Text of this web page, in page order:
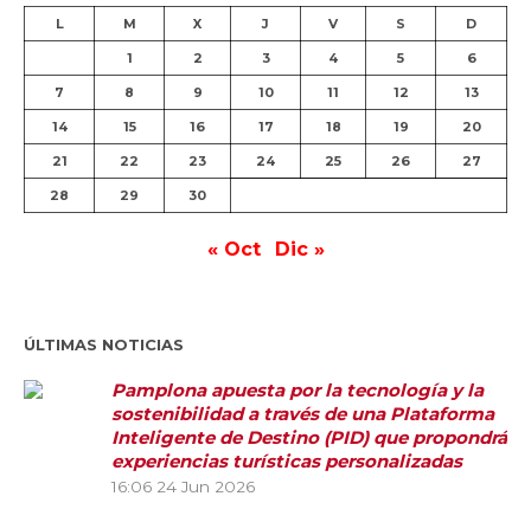
L M X J V S D
1 2 3 4 5 6
7 8 9 10 11 12 13
14 15 16 17 18 19 20
21 22 23 24 25 26 27
28 29 30
« Oct Dic »
ÚLTIMAS NOTICIAS
Pamplona apuesta por la tecnología y la
sostenibilidad a través de una Plataforma
Inteligente de Destino (PID) que propondrá
experiencias turísticas personalizadas
16:06 24 Jun 2026